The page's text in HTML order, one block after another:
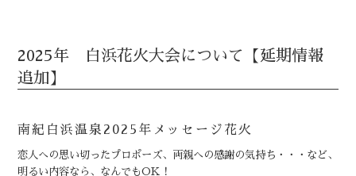
2025年 白浜花火大会について【延期情報
追加】
南紀白浜温泉2025年メッセージ花火
恋人への思い切ったプロポーズ、両親への感謝の気持ち・・・など、
明るい内容なら、なんでもOK！